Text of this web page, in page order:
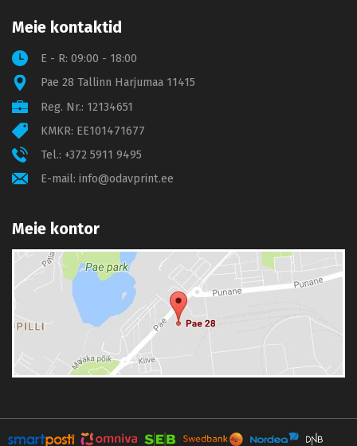
Meie kontaktid
E - R: 09:00 - 18:00
Pae 28 Tallinn Harjumaa 11415
Reg. Nr.: 12134651
KMKR: EE101471677
Tel.: +372 5911 9495
E-mail: info@odavprint.ee
Meie kontor